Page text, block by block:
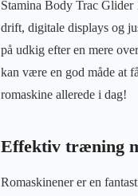
Stamina Body Trac
drift, digitale displays og
på udkig efter en mere
kan være en god måde at
romaskine allerede i dag!
Effektiv træning
Romaskinener er en